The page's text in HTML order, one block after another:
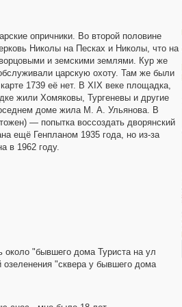
опричники. Во второй половине
Николы на Песках и Николы, что на
и земскими землями. Кур же
царскую охоту. Там же были
1739 её нет. В XIX веке площадка,
жили Хомяковы, Тургеневы и другие
доме жила М. А. Ульянова. В
— попытка воссоздать дворянский
ещё Генпланом 1935 года, но из-за
в 1962 году.
3 6
3
около "бывшего дома Туриста на ул
"сквера у бывшего дома